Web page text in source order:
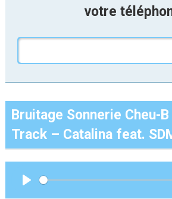
votre
Bruitage Sonnerie Cheu-
Track – Catalina feat.